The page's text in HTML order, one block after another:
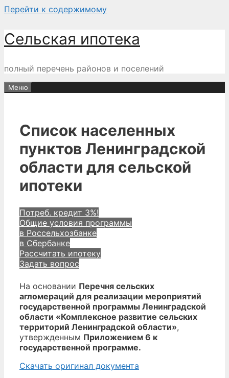
Перейти к содержимому
Сельская ипотека
полный перечень районов и поселений
Меню
Список населенных
пунктов Ленинградской
области для сельской
ипотеки
Потреб. кредит 3%!
Общие условия программы
в Россельхозбанке
в Сбербанке
Рассчитать ипотеку
Задать вопрос
На основании Перечня сельских
агломераций для реализации мероприятий
государственной программы Ленинградской
области «Комплексное развитие сельских
территорий Ленинградской области»,
утвержденным Приложением 6 к
государственной программе.
Скачать оригинал документа